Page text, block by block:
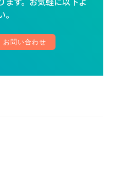
お問い合わせ